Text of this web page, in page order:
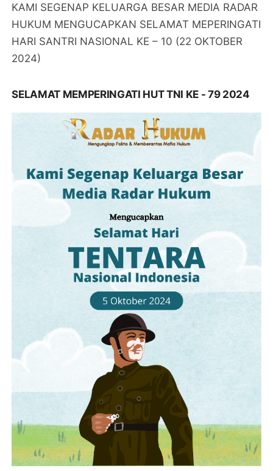
KAMI SEGENAP KELUARGA BESAR MEDIA RADAR
HUKUM MENGUCAPKAN SELAMAT MEPERINGATI
HARI SANTRI NASIONAL KE – 10 (22 OKTOBER
2024)
SELAMAT MEMPERINGATI HUT TNI KE - 79 2024